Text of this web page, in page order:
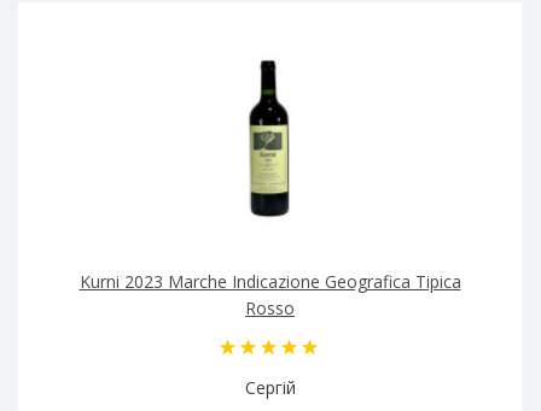
Kurni 2023 Marche Indicazione Geografica Tipica
Rosso
Сергій